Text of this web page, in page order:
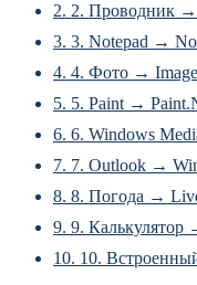
2. 2. Проводник →
3. 3. Notepad →
4. 4. Фото →
5. 5. Paint →
6. 6. Windows
7. 7. Outlook →
8. 8. Погода →
9. 9. Калькулятор
10. 10.